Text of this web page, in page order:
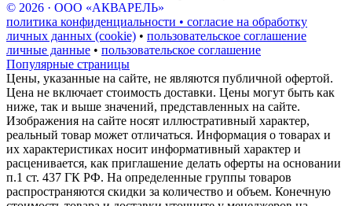
© 2026 · ООО «АКВАРЕЛЬ»
политика конфиденциальности • согласие на обработку
личных данных (cookie) • пользовательское соглашение
личные данные • пользовательское соглашение
Популярные страницы
Цены, указанные на сайте, не являются публичной офертой.
Цена не включает стоимость доставки. Цены могут быть как
ниже, так и выше значений, представленных на сайте.
Изображения на сайте носят иллюстративный характер,
реальный товар может отличаться. Информация о товарах и
их характеристиках носит информативный характер и
расценивается, как приглашение делать оферты на основании
п.1 ст. 437 ГК РФ. На определенные группы товаров
распространяются скидки за количество и объем. Конечную